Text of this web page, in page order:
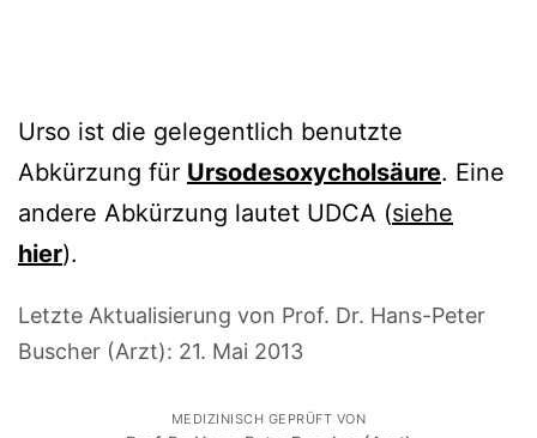
Urso ist die gelegentlich benutzte
Abkürzung für Ursodesoxycholsäure. Eine
andere Abkürzung lautet UDCA (siehe
hier).
Letzte Aktualisierung von Prof. Dr. Hans-Peter
Buscher (Arzt): 21. Mai 2013
MEDIZINISCH GEPRÜFT VON